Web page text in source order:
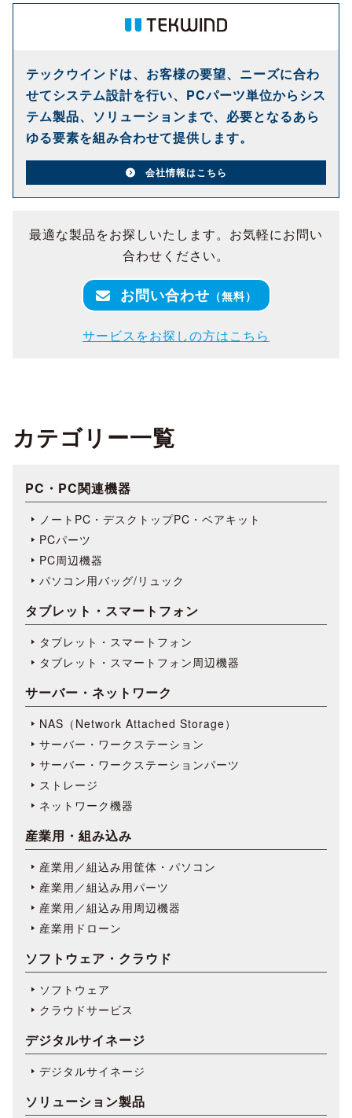
テックウインドは、お客様の要望、ニーズに合わ
せてシステム設計を行い、PCパーツ単位からシス
テム製品、ソリューションまで、必要となるあら
ゆる要素を組み合わせて提供します。
会社情報はこちら
最適な製品をお探しいたします。お気軽にお問い
合わせください。
お問い合わせ （無料）
サービスをお探しの方はこちら
カテゴリー一覧
PC・PC関連機器
ノートPC・デスクトップPC・ベアキット
PCパーツ
PC周辺機器
パソコン用バッグ/リュック
タブレット・スマートフォン
タブレット・スマートフォン
タブレット・スマートフォン周辺機器
サーバー・ネットワーク
NAS（Network Attached Storage）
サーバー・ワークステーション
サーバー・ワークステーションパーツ
ストレージ
ネットワーク機器
産業用・組み込み
産業用／組込み用筐体・パソコン
産業用／組込み用パーツ
産業用／組込み用周辺機器
産業用ドローン
ソフトウェア・クラウド
ソフトウェア
クラウドサービス
デジタルサイネージ
デジタルサイネージ
ソリューション製品